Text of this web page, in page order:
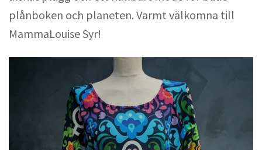
plånboken och planeten. Varmt välkomna till
MammaLouise Syr!